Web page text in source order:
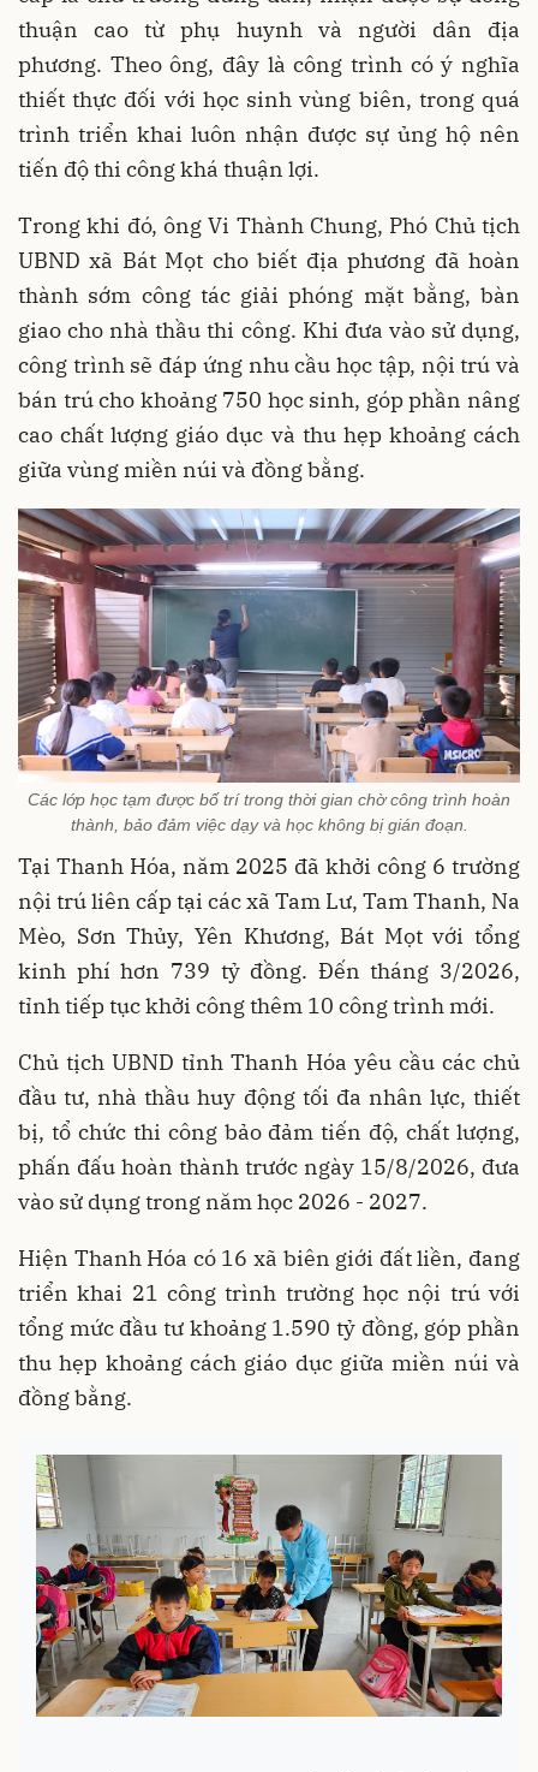
thuận cao từ phụ huynh và người dân địa
phương. Theo ông, đây là công trình có ý nghĩa
thiết thực đối với học sinh vùng biên, trong quá
trình triển khai luôn nhận được sự ủng hộ nên
tiến độ thi công khá thuận lợi.
Trong khi đó, ông Vi Thành Chung, Phó Chủ tịch
UBND xã Bát Mọt cho biết địa phương đã hoàn
thành sớm công tác giải phóng mặt bằng, bàn
giao cho nhà thầu thi công. Khi đưa vào sử dụng,
công trình sẽ đáp ứng nhu cầu học tập, nội trú và
bán trú cho khoảng 750 học sinh, góp phần nâng
cao chất lượng giáo dục và thu hẹp khoảng cách
giữa vùng miền núi và đồng bằng.
Các lớp học tạm được bố trí trong thời gian chờ công trình hoàn
thành, bảo đảm việc dạy và học không bị gián đoạn.
Tại Thanh Hóa, năm 2025 đã khởi công 6 trường
nội trú liên cấp tại các xã Tam Lư, Tam Thanh, Na
Mèo, Sơn Thủy, Yên Khương, Bát Mọt với tổng
kinh phí hơn 739 tỷ đồng. Đến tháng 3/2026,
tỉnh tiếp tục khởi công thêm 10 công trình mới.
Chủ tịch UBND tỉnh Thanh Hóa yêu cầu các chủ
đầu tư, nhà thầu huy động tối đa nhân lực, thiết
bị, tổ chức thi công bảo đảm tiến độ, chất lượng,
phấn đấu hoàn thành trước ngày 15/8/2026, đưa
vào sử dụng trong năm học 2026 - 2027.
Hiện Thanh Hóa có 16 xã biên giới đất liền, đang
triển khai 21 công trình trường học nội trú với
tổng mức đầu tư khoảng 1.590 tỷ đồng, góp phần
thu hẹp khoảng cách giáo dục giữa miền núi và
đồng bằng.